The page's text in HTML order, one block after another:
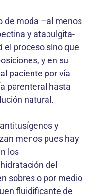
de moda –al menos
y atapulgita-
el proceso sino que
y en su
paciente por vía
parenteral hasta
natural.
y
menos pues hay
los
del
sobres o por medio
fluidificante de